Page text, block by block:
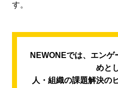
す。
NEWONEでは、エンゲ
めと
人・組織の課題解決の